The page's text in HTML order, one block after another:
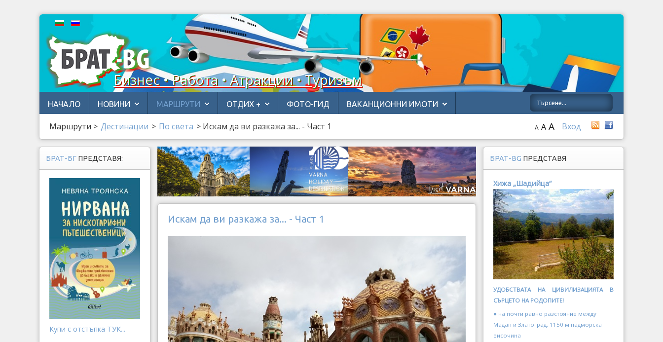
Бизнес • Работа • Атракции • Туризъм
НАЧАЛО НОВИНИ МАРШРУТИ ОТДИХ + ФОТО-ГИД ВАКАНЦИОННИ ИМОТИ
Маршрути > Дестинации > По света > Искам да ви разкажа за... - Част 1 Вход
A A A
Искам да ви разкажа за... - Част 1
БРАТ-БГ ПРЕДСТАВЯ:
Купи с отстъпка ТУК...
БРАТ-BG ПРЕДСТАВЯ
Хижа „Шадийца“
УДОБСТВАТА НА ЦИВИЛИЗАЦИЯТА В
СЪРЦЕТО НА РОДОПИТЕ!
● на почти равно разстояние между
Мадан и Златоград, 1150 м надморска
височина